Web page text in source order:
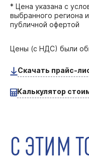
* Цена указана с
выбранного региона
публичной офертой
Цены (с НДС) были
Скачать прайс-
Калькулятор
С ЭТИМ